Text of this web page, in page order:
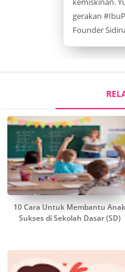
gerakan
Founder
10 Cara Untuk Membantu Anak
Sukses di Sekolah Dasar (SD)